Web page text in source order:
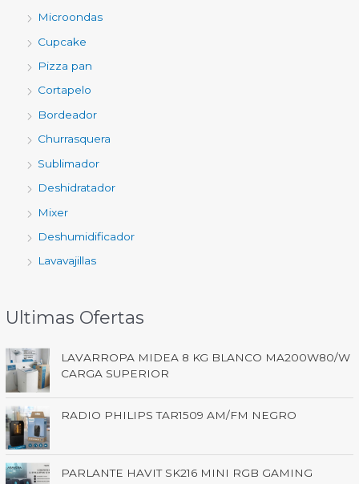
Microondas
Cupcake
Pizza pan
Cortapelo
Bordeador
Churrasquera
Sublimador
Deshidratador
Mixer
Deshumidificador
Lavavajillas
Ultimas Ofertas
LAVARROPA MIDEA 8 KG BLANCO MA200W80/W
CARGA SUPERIOR
RADIO PHILIPS TAR1509 AM/FM NEGRO
PARLANTE HAVIT SK216 MINI RGB GAMING